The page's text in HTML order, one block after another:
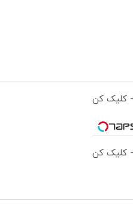
- کلیک کن
- کلیک کن